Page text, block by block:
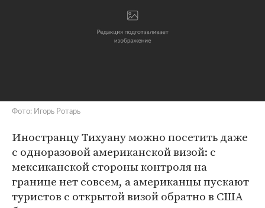
Фото: Игорь Ротарь
Иностранцу Тихуану можно посетить даже
с одноразовой американской визой: с
мексиканской стороны контроля на
границе нет совсем, а американцы пускают
туристов с открытой визой обратно в США